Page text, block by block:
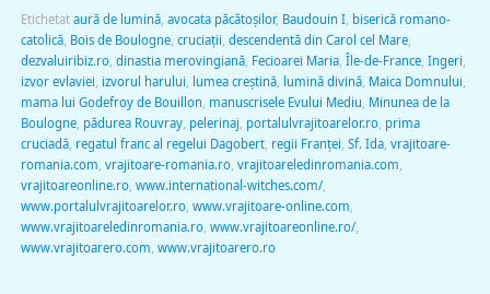
Etichetat aură de lumină, avocata păcătoșilor, Baudouin I, biserică romano-
catolică, Bois de Boulogne, cruciații descendentă din Carol cel Mare,
dezvaluiribiz.ro, dinastia merovingiană, Fecioarei Maria, Île-de-France, Ingeri
izvor evlaviei izvorul harului lumea creştină, lumină divină, Maica Domnului
mama lui Godefroy de Bouillon manuscrisele Evului Mediu Minunea de la
Boulogne, pădurea Rouvray, pelerinaj portalulvrajitoarelor.ro, prima
cruciadă, regatul franc al regelui Dagobert, regii Franței Sf. Ida, vrajitoare-
romania.com vrajitoare-romania.ro, vrajitoareledinromania.com
vrajitoareonline.ro, www.international-witches.com/,
www.portalulvrajitoarelor.ro, www.vrajitoare-online.com
www.vrajitoareledinromania.ro, www.vrajitoareonline.ro/,
www.vrajitoarero.com www.vrajitoarero.ro